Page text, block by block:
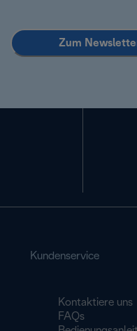
Zum
Kundenservice
Kontaktiere uns
FAQs